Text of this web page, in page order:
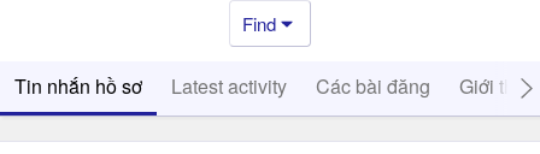
Find
Tin nhắn hồ sơ Latest activity Các bài đăng Giới thiệu